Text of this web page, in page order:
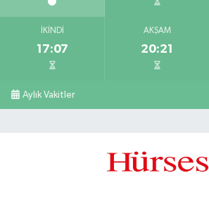
İKINDI
17:07
AKŞAM
20:21
Aylık Vakitler